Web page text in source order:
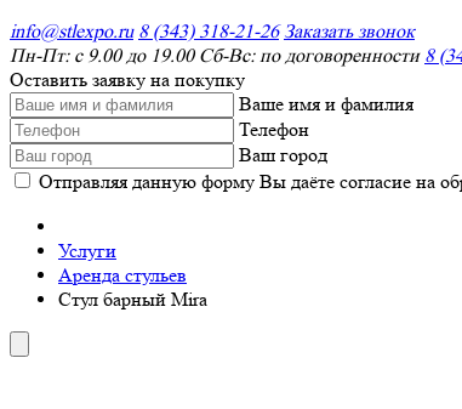
info@stlexpo.ru 8 (343) 318-21-26 Заказать звонок
Пн-Пт: с 9.00 до 19.00 Сб-Вс: по договоренности 8
Оставить заявку на покупку
Ваше имя и фамилия
Телефон
Ваш город
Отправляя данную форму Вы даёте согласие на
Услуги
Аренда стульев
Стул барный Mira